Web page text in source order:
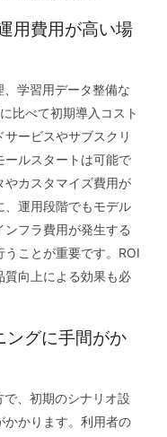
用費用が高い場
学習用データ整備な
比べて初期導入コスト
ービスやサブスクリ
ールスタートは可能で
やカスタマイズ費用が
、運用段階でもモデル
フラ費用が発生する
ことが重要です。ROI
質向上による効果も必
ングに手間がか
、初期のシナリオ設
かかります。利用者の